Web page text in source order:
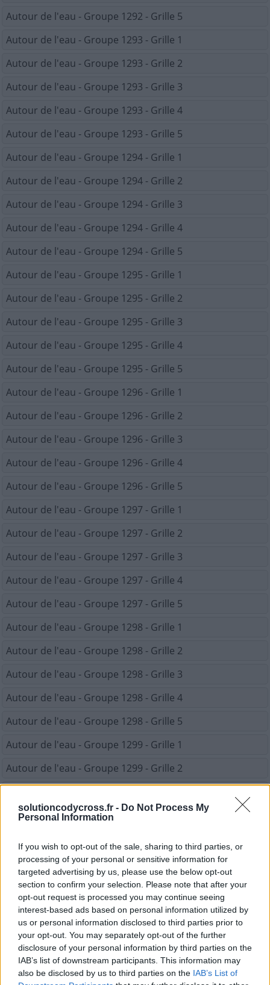
solutioncodycross.fr - Do Not Process My
Personal Information
If you wish to opt-out of the sale, sharing to third parties, or
processing of your personal or sensitive information for
targeted advertising by us, please use the below opt-out
section to confirm your selection. Please note that after your
opt-out request is processed you may continue seeing
interest-based ads based on personal information utilized by
us or personal information disclosed to third parties prior to
your opt-out. You may separately opt-out of the further
disclosure of your personal information by third parties on the
IAB’s list of downstream participants. This information may
also be disclosed by us to third parties on the IAB’s List of
Autour de l'eau - Groupe 1292 - Grille 5
Autour de l'eau - Groupe 1293 - Grille 1
Autour de l'eau - Groupe 1293 - Grille 2
Autour de l'eau - Groupe 1293 - Grille 3
Autour de l'eau - Groupe 1293 - Grille 4
Autour de l'eau - Groupe 1293 - Grille 5
Autour de l'eau - Groupe 1294 - Grille 1
Autour de l'eau - Groupe 1294 - Grille 2
Autour de l'eau - Groupe 1294 - Grille 3
Autour de l'eau - Groupe 1294 - Grille 4
Autour de l'eau - Groupe 1294 - Grille 5
Autour de l'eau - Groupe 1295 - Grille 1
Autour de l'eau - Groupe 1295 - Grille 2
Autour de l'eau - Groupe 1295 - Grille 3
Autour de l'eau - Groupe 1295 - Grille 4
Autour de l'eau - Groupe 1295 - Grille 5
Autour de l'eau - Groupe 1296 - Grille 1
Autour de l'eau - Groupe 1296 - Grille 2
Autour de l'eau - Groupe 1296 - Grille 3
Autour de l'eau - Groupe 1296 - Grille 4
Autour de l'eau - Groupe 1296 - Grille 5
Autour de l'eau - Groupe 1297 - Grille 1
Autour de l'eau - Groupe 1297 - Grille 2
Autour de l'eau - Groupe 1297 - Grille 3
Autour de l'eau - Groupe 1297 - Grille 4
Autour de l'eau - Groupe 1297 - Grille 5
Autour de l'eau - Groupe 1298 - Grille 1
Autour de l'eau - Groupe 1298 - Grille 2
Autour de l'eau - Groupe 1298 - Grille 3
Autour de l'eau - Groupe 1298 - Grille 4
Autour de l'eau - Groupe 1298 - Grille 5
Autour de l'eau - Groupe 1299 - Grille 1
Autour de l'eau - Groupe 1299 - Grille 2
Autour de l'eau - Groupe 1299 - Grille 4
Autour de l'eau - Groupe 1300 - Grille 1
Autour de l'eau - Groupe 1300 - Grille 2
Autour de l'eau - Groupe 1300 - Grille 3
Autour de l'eau - Groupe 1300 - Grille 4
Autour de l'eau - Groupe 1300 - Grille 5